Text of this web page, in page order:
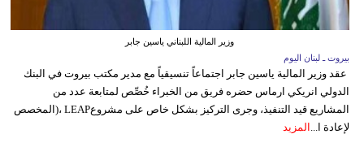
وزير المالية اللبناني ياسين جابر
بيروت ـ لبنان اليوم
عقد وزير المالية ياسين جابر اجتماعاً تنسيقياً مع مدير مكتب بيروت في البنك
الدولي انريكي ارماس حضره فريق من الخبراء خُصِّص لمتابعة عدد من
المشاريع قيد التنفيذ، وجرى التركيز بشكل خاص على مشروعLEAP ،(المخصص
لإعادة ا...
المزيد